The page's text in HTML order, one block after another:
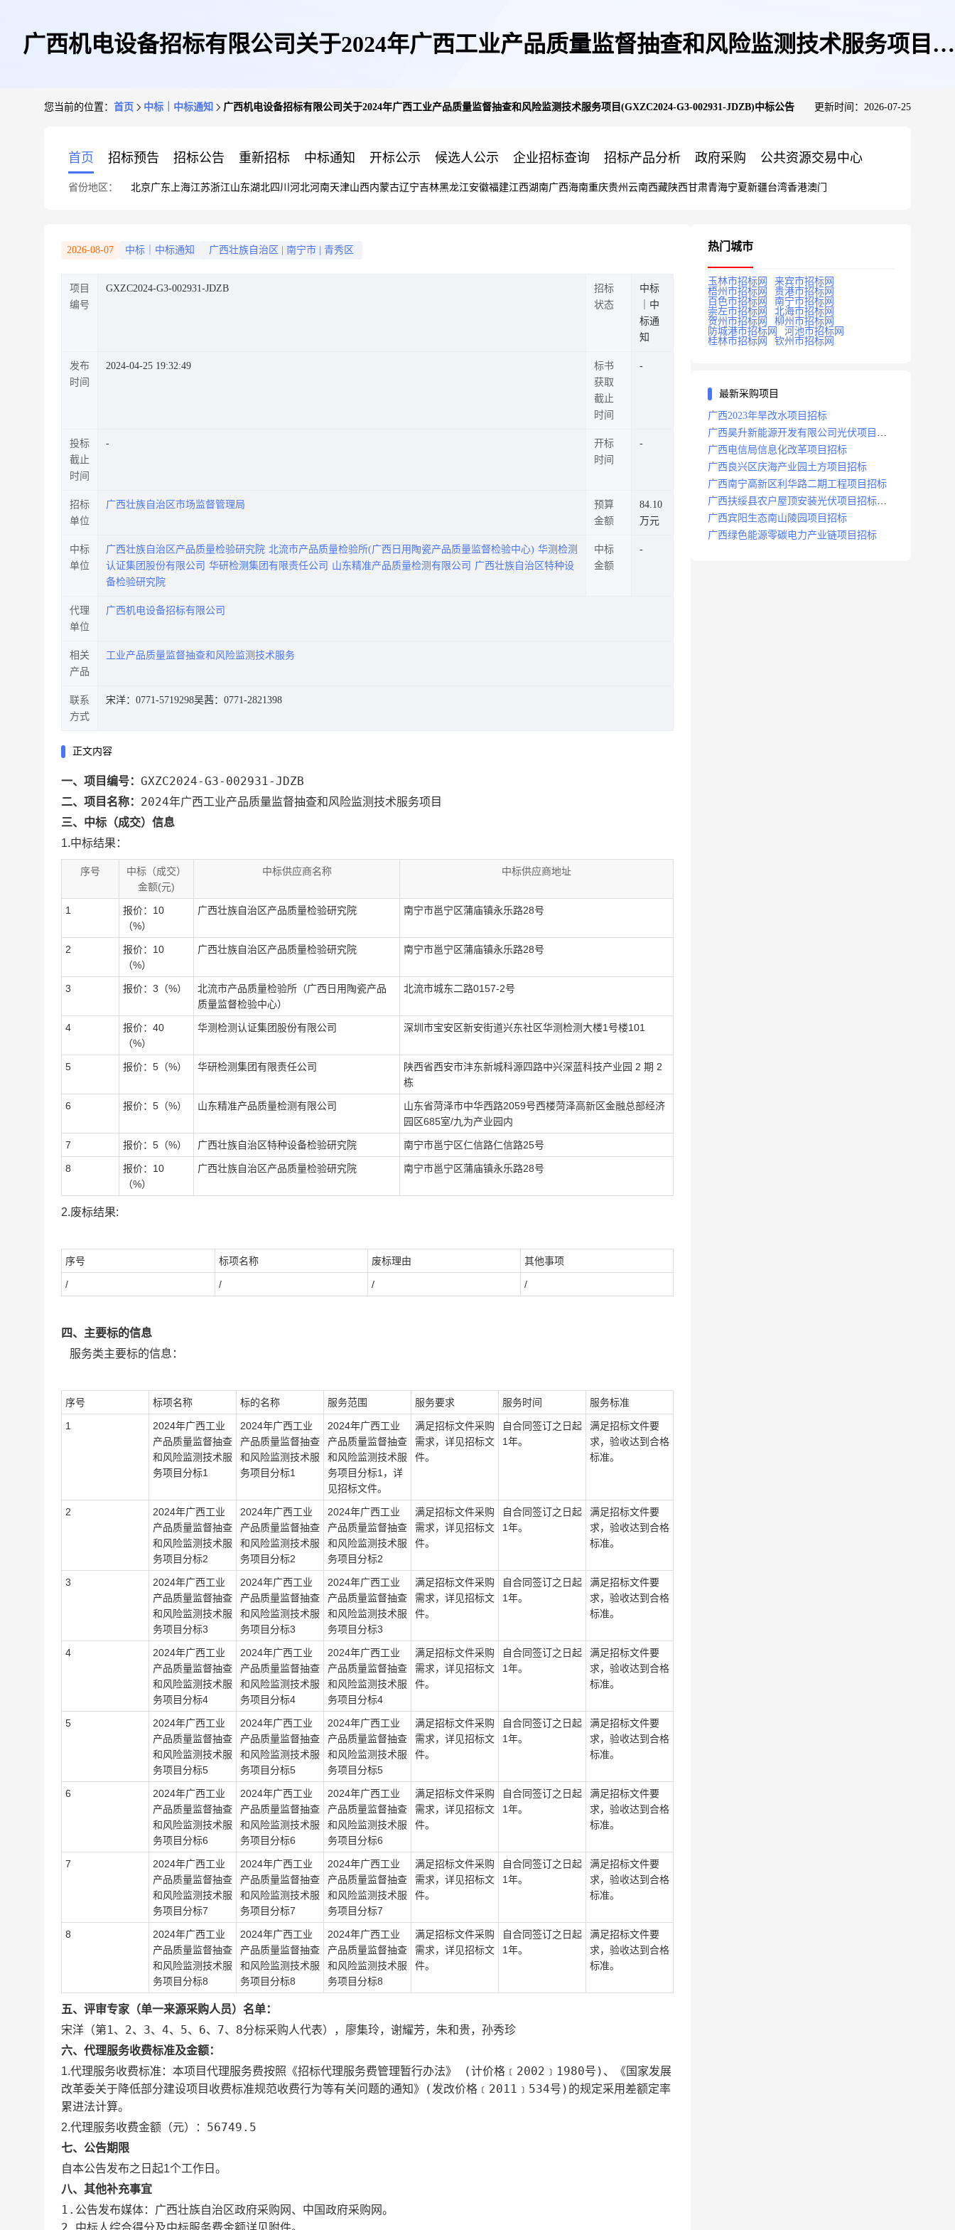
广西机电设备招标有限公司关于2024年广西工业产品质量监督抽查和风险监测技术服务项目
您当前的位置： 首页 中标｜中标通知 广西机电设备招标有限公司关于2024年广西工业产品质量监督抽查和风险监测技术服务项目(GXZC2024-G3-002931-JDZB)中标公告 更新时间：2026-07-25
首页 招标预告 招标公告 重新招标 中标通知 开标公示 候选人公示 企业招标查询 招标产品分析 政府采购 公共资源交易中心
省份地区： 北京广东 上海江苏浙江山东湖北四川 河北河南天津山西内蒙古辽宁吉林黑龙江安徽福建江西湖南广西海南重庆贵州 云南西藏陕西甘肃青海宁夏新疆台湾香港澳门
2026-08-07 中标｜中标通知 广西壮族自治区 南宁市 青秀区
项目
编号
GXZC2024-G3-002931-JDZB
招标
状态
中标
｜中
标通
知
发布
时间
2024-04-25 19:32:49
标书
获取
截止
时间
投标
截止
时间
开标
时间
招标
单位
广西壮族自治区市场监督管理局
预算
金额
84.10
万元
中标
单位
广西壮族自治区产品质量检验研究院 北流市产品质量检验所(广西日用陶瓷产品质量监督检验中心) 华测检测
认证集团股份有限公司 华研检测集团有限责任公司 山东精准产品质量检测有限公司
广西壮族自治区特种设
备检验研究院
中标
金额
代理
单位
广西机电设备招标有限公司
相关
产品
工业产品质量监督抽查和风险监测技术服务
联系
方式
宋洋：0771-5719298吴茜：0771-2821398
正文内容
一、项目编号： GXZC2024-G3-002931-JDZB
二、项目名称： 2024年广西工业产品质量监督抽查和风险监测技术服务项目
三、中标（成交）信息
1.中标结果：
序号
中标（成交）
金额(元)
中标供应商名称 中标供应商地址
1
报价：10
（%）
广西壮族自治区产品质量检验研究院 南宁市邕宁区蒲庙镇永乐路28号
2
报价：10
（%）
广西壮族自治区产品质量检验研究院 南宁市邕宁区蒲庙镇永乐路28号
3 报价：3（%）
北流市产品质量检验所（广西日用陶瓷产品
质量监督检验中心）
北流市城东二路0157-2号
4
报价：40
（%）
华测检测认证集团股份有限公司 深圳市宝安区新安街道兴东社区华测检测大楼1号楼101
5 报价：5（%） 华研检测集团有限责任公司
陕西省西安市沣东新城科源四路中兴深蓝科技产业园 2 期 2
栋
6 报价：5（%） 山东精准产品质量检测有限公司
山东省菏泽市中华西路2059号西楼菏泽高新区金融总部经济
园区685室/九为产业园内
7 报价：5（%） 广西壮族自治区特种设备检验研究院 南宁市邕宁区仁信路仁信路25号
8
报价：10
（%）
广西壮族自治区产品质量检验研究院 南宁市邕宁区蒲庙镇永乐路28号
2.废标结果:
序号 标项名称 废标理由 其他事项
/ / / /
四、主要标的信息
服务类主要标的信息：
序号 标项名称 标的名称 服务范围 服务要求 服务时间 服务标准
1
2024年广西工业
产品质量监督抽查
和风险监测技术服
务项目分标1
2024年广西工业
产品质量监督抽查
和风险监测技术服
务项目分标1
2024年广西工业
产品质量监督抽查
和风险监测技术服
务项目分标1，详
见招标文件。
满足招标文件采购
需求，详见招标文
件。
自合同签订之日起
1年。
满足招标文件要
求，验收达到合格
标准。
2
2024年广西工业
产品质量监督抽查
和风险监测技术服
务项目分标2
2024年广西工业
产品质量监督抽查
和风险监测技术服
务项目分标2
2024年广西工业
产品质量监督抽查
和风险监测技术服
务项目分标2
满足招标文件采购
需求，详见招标文
件。
自合同签订之日起
1年。
满足招标文件要
求，验收达到合格
标准。
3
2024年广西工业
产品质量监督抽查
和风险监测技术服
务项目分标3
2024年广西工业
产品质量监督抽查
和风险监测技术服
务项目分标3
2024年广西工业
产品质量监督抽查
和风险监测技术服
务项目分标3
满足招标文件采购
需求，详见招标文
件。
自合同签订之日起
1年。
满足招标文件要
求，验收达到合格
标准。
4
2024年广西工业
产品质量监督抽查
和风险监测技术服
务项目分标4
2024年广西工业
产品质量监督抽查
和风险监测技术服
务项目分标4
2024年广西工业
产品质量监督抽查
和风险监测技术服
务项目分标4
满足招标文件采购
需求，详见招标文
件。
自合同签订之日起
1年。
满足招标文件要
求，验收达到合格
标准。
5
2024年广西工业
产品质量监督抽查
和风险监测技术服
务项目分标5
2024年广西工业
产品质量监督抽查
和风险监测技术服
务项目分标5
2024年广西工业
产品质量监督抽查
和风险监测技术服
务项目分标5
满足招标文件采购
需求，详见招标文
件。
自合同签订之日起
1年。
满足招标文件要
求，验收达到合格
标准。
6
2024年广西工业
产品质量监督抽查
和风险监测技术服
务项目分标6
2024年广西工业
产品质量监督抽查
和风险监测技术服
务项目分标6
2024年广西工业
产品质量监督抽查
和风险监测技术服
务项目分标6
满足招标文件采购
需求，详见招标文
件。
自合同签订之日起
1年。
满足招标文件要
求，验收达到合格
标准。
7
2024年广西工业
产品质量监督抽查
和风险监测技术服
务项目分标7
2024年广西工业
产品质量监督抽查
和风险监测技术服
务项目分标7
2024年广西工业
产品质量监督抽查
和风险监测技术服
务项目分标7
满足招标文件采购
需求，详见招标文
件。
自合同签订之日起
1年。
满足招标文件要
求，验收达到合格
标准。
8
2024年广西工业
产品质量监督抽查
和风险监测技术服
务项目分标8
2024年广西工业
产品质量监督抽查
和风险监测技术服
务项目分标8
2024年广西工业
产品质量监督抽查
和风险监测技术服
务项目分标8
满足招标文件采购
需求，详见招标文
件。
自合同签订之日起
1年。
满足招标文件要
求，验收达到合格
标准。
五、评审专家（单一来源采购人员）名单：
宋洋（第1、2、3、4、5、6、7、8分标采购人代表），廖集玲，谢耀芳，朱和贵，孙秀珍
六、代理服务收费标准及金额：
1.代理服务收费标准： 本项目代理服务费按照《招标代理服务费管理暂行办法》 (计价格﹝2002﹞1980号)、《国家发展
改革委关于降低部分建设项目收费标准规范收费行为等有关问题的通知》(发改价格﹝2011﹞534号)的规定采用差额定率
累进法计算。
2.代理服务收费金额（元）： 56749.5
七、公告期限
自本公告发布之日起1个工作日。
八、其他补充事宜
1.公告发布媒体：广西壮族自治区政府采购网、中国政府采购网。
热门城市
玉林市招标网
来宾市招标网
梧州市招标网
贵港市招标网
百色市招标网
南宁市招标网
崇左市招标网
北海市招标网
贺州市招标网
柳州市招标网
防城港市招标网
河池市招标网
桂林市招标网
钦州市招标网
最新采购项目
广西2023年旱改水项目招标
广西昊升新能源开发有限公司光伏项目招
标
广西电信局信息化改革项目招标
广西良兴区庆海产业园土方项目招标
广西南宁高新区利华路二期工程项目招标
广西扶绥县农户屋顶安装光伏项目招标公
告
广西宾阳生态南山陵园项目招标
广西绿色能源零碳电力产业链项目招标